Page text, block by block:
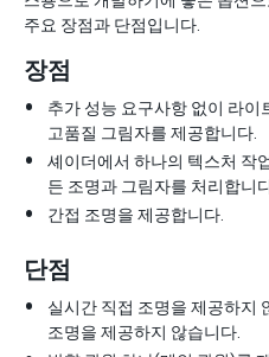
주요 장점과 단점입니다.
장점
추가 성능 요구사항 없이 라이
고품질 그림자를 제공합니다.
셰이더에서 하나의 텍스처 작
든 조명과 그림자를 처리합니
간접 조명을 제공합니다.
단점
실시간 직접 조명을 제공하지
조명을 제공하지 않습니다.